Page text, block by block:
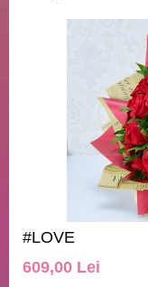
#LOVE
609,00 Lei